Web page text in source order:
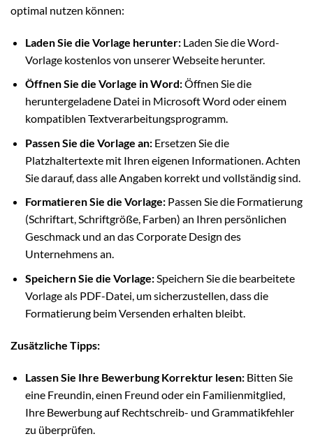
optimal nutzen können:
Laden Sie die Vorlage herunter:Laden Sie die Word-
Vorlage kostenlos von unserer Webseite herunter.
Öffnen Sie die Vorlage in Word:Öffnen Sie die
heruntergeladene Datei in Microsoft Word oder einem
kompatiblen Textverarbeitungsprogramm.
Passen Sie die Vorlage an:Ersetzen Sie die
Platzhaltertexte mit Ihren eigenen Informationen. Achten
Sie darauf, dass alle Angaben korrekt und vollständig sind.
Formatieren Sie die Vorlage:Passen Sie die Formatierung
(Schriftart, Schriftgröße, Farben) an Ihren persönlichen
Geschmack und an das Corporate Design des
Unternehmens an.
Speichern Sie die Vorlage:Speichern Sie die bearbeitete
Vorlage als PDF-Datei, um sicherzustellen, dass die
Formatierung beim Versenden erhalten bleibt.
Zusätzliche Tipps:
Lassen Sie Ihre Bewerbung Korrektur lesen:Bitten Sie
eine Freundin, einen Freund oder ein Familienmitglied,
Ihre Bewerbung auf Rechtschreib- und Grammatikfehler
zu überprüfen.